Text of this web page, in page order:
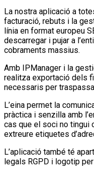
La nostra aplicació a
facturació, rebuts i la
línia en format europeu
descarregar i pujar a
cobraments massius.
Amb IPManager i la
realitza exportació dels
necessaris per
L’eina permet la
pràctica i senzilla amb
cas que el soci no tingui
extreure etiquetes
L’aplicació també té
legals RGPD i logotip